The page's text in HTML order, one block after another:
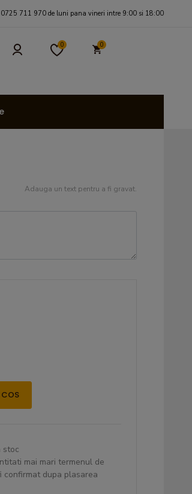
0725 711 970 de luni pana vineri intre 9:00 si 18:00
0 0
Adauga un text pentru a fi gravat.
stoc
mai mari termenul de
confirmat dupa plasarea